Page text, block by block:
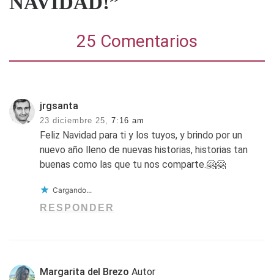
25 Comentarios
jrgsanta
23 diciembre 25, 7:16 am
Feliz Navidad para ti y los tuyos, y brindo por un
nuevo año lleno de nuevas historias, historias tan
buenas como las que tu nos comparte.🤗🤗
Cargando...
RESPONDER
Margarita del Brezo Autor